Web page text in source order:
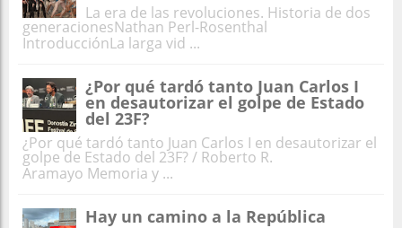
La era de las revoluciones. Historia de dos
generacionesNathan Perl-Rosenthal
IntroducciónLa larga vid ...
¿Por qué tardó tanto Juan Carlos I
en desautorizar el golpe de Estado
del 23F?
¿Por qué tardó tanto Juan Carlos I en desautorizar el
golpe de Estado del 23F? / Roberto R.
Aramayo Memoria y ...
Hay un camino a la República